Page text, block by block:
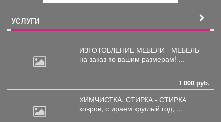
УСЛУГИ
ИЗГОТОВЛЕНИЕ МЕБЕЛИ - МЕБЕЛЬ
на заказ по вашим размерам! ...
1 000 руб.
ХИМЧИСТКА, СТИРКА - СТИРКА
ковров, стираем круглый год, ...